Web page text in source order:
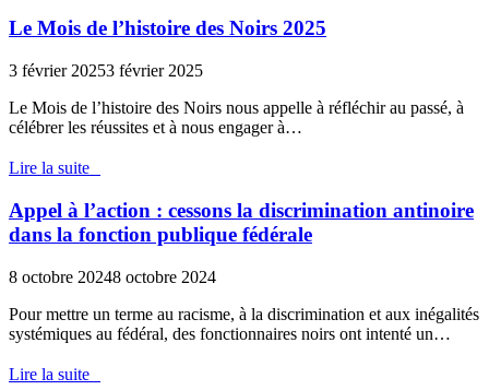
Le Mois de l’histoire des Noirs 2025
3 février 20253 février 2025
Le Mois de l’histoire des Noirs nous appelle à réfléchir au passé, à
célébrer les réussites et à nous engager à…
Lire la suite
Appel à l’action : cessons la discrimination antinoire
dans la fonction publique fédérale
8 octobre 20248 octobre 2024
Pour mettre un terme au racisme, à la discrimination et aux inégalités
systémiques au fédéral, des fonctionnaires noirs ont intenté un…
Lire la suite